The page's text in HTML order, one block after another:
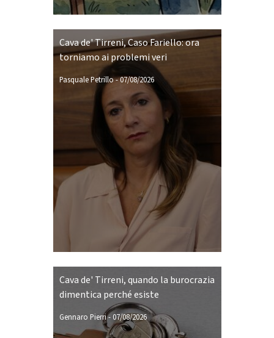
Cava de' Tirreni, Caso Fariello: ora
torniamo ai problemi veri
Pasquale Petrillo-07/08/2026
Cava de' Tirreni, quando la burocrazia
dimentica perché esiste
Gennaro Pierri- 07/08/2026